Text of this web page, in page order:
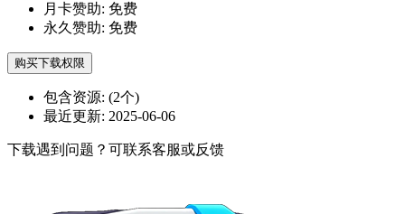
月卡赞助: 免费
永久赞助: 免费
购买下载权限
包含资源: (2个)
最近更新: 2025-06-06
下载遇到问题？可联系客服或反馈